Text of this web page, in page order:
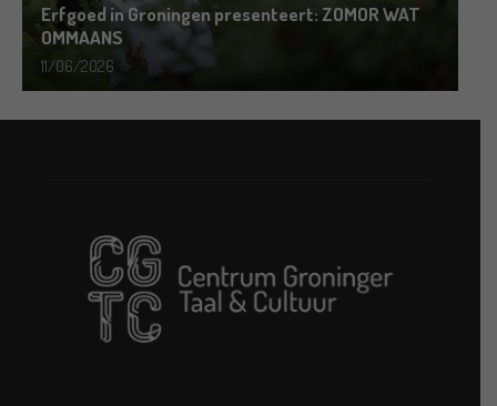
Erfgoed in Groningen presenteert: ZOMOR WAT
OMMAANS
11/06/2026